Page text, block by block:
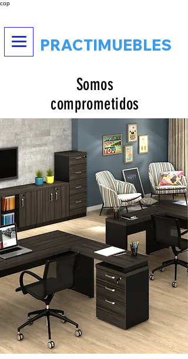
cop
PRACTIMUEBLES
Somos
comprometidos